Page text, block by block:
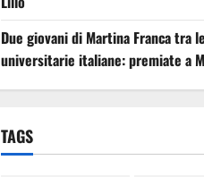
Due giovani di Martina Franca tra
universitarie italiane: premiate a
TAGS